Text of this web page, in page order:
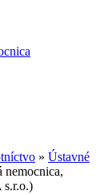
» Ústavné
nemocnica,